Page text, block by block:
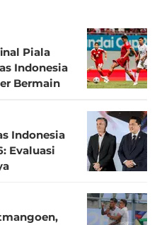
Piala
Indonesia
Bermain
Indonesia
Evaluasi